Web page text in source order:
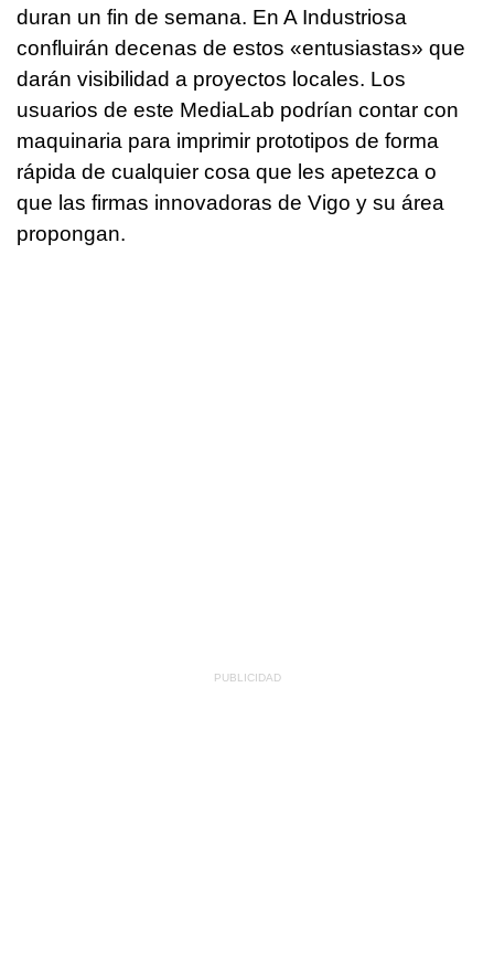
duran un fin de semana. En A Industriosa
confluirán decenas de estos «entusiastas» que
darán visibilidad a proyectos locales. Los
usuarios de este MediaLab podrían contar con
maquinaria para imprimir prototipos de forma
rápida de cualquier cosa que les apetezca o
que las firmas innovadoras de Vigo y su área
propongan.